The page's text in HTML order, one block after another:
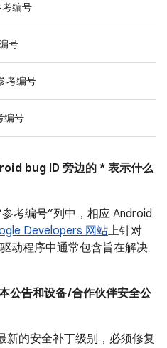
编号
号
考编号
编号
bug ID 旁边的 * 表示什么
考编号”列中，相应 Android
Developers 网站上针对
动程序中通常包含旨在解决
公告和设备 /合作伙伴安全公
新的安全补丁级别，必须修复